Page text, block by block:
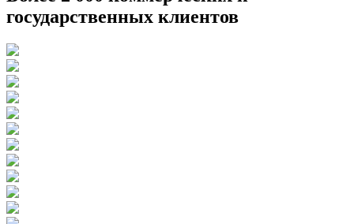
государственных клиентов